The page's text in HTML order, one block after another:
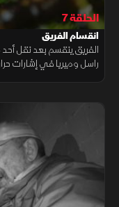
الحلقة 7
انقسام الفريق
الفريق ينقسم بعد نقل
راسل وميريا في إشارات